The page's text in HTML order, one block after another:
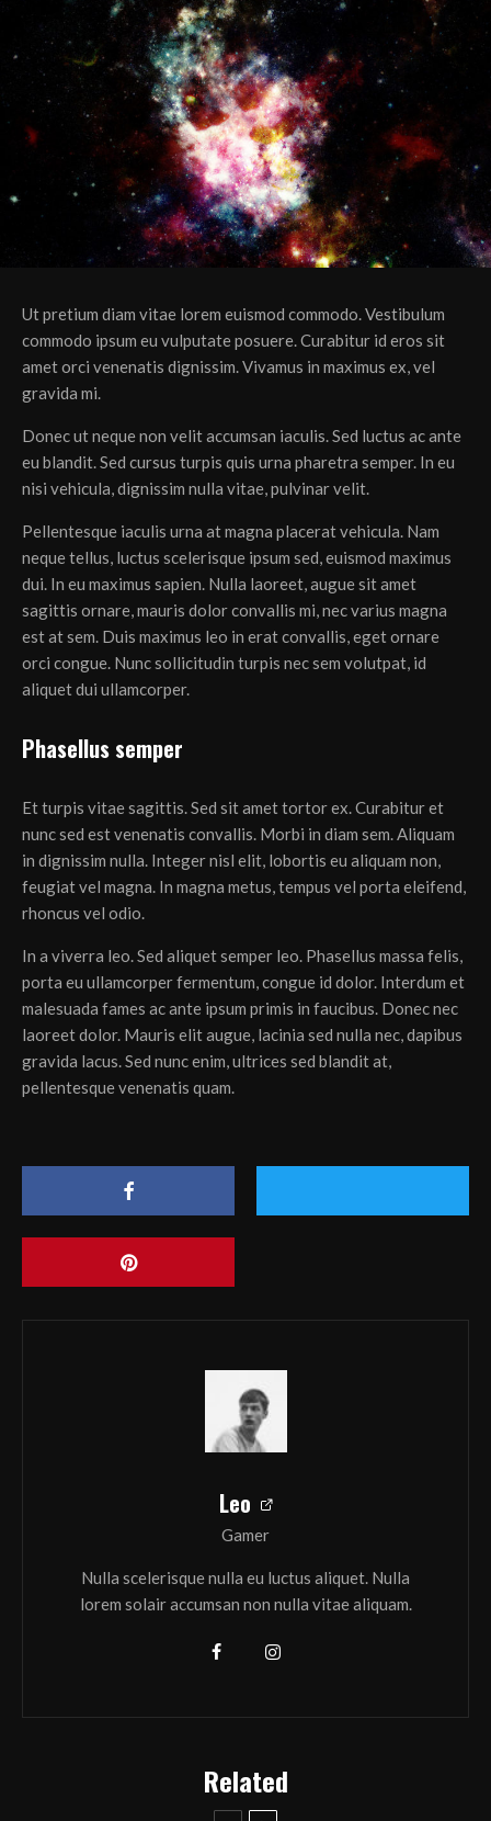
Ut pretium diam vitae lorem euismod commodo. Vestibulum
commodo ipsum eu vulputate posuere. Curabitur id eros sit
amet orci venenatis dignissim. Vivamus in maximus ex, vel
gravida mi.
Donec ut neque non velit accumsan iaculis. Sed luctus ac ante
eu blandit. Sed cursus turpis quis urna pharetra semper. In eu
nisi vehicula, dignissim nulla vitae, pulvinar velit.
Pellentesque iaculis urna at magna placerat vehicula. Nam
neque tellus, luctus scelerisque ipsum sed, euismod maximus
dui. In eu maximus sapien. Nulla laoreet, augue sit amet
sagittis ornare, mauris dolor convallis mi, nec varius magna
est at sem. Duis maximus leo in erat convallis, eget ornare
orci congue. Nunc sollicitudin turpis nec sem volutpat, id
aliquet dui ullamcorper.
Phasellus semper
Et turpis vitae sagittis. Sed sit amet tortor ex. Curabitur et
nunc sed est venenatis convallis. Morbi in diam sem. Aliquam
in dignissim nulla. Integer nisl elit, lobortis eu aliquam non,
feugiat vel magna. In magna metus, tempus vel porta eleifend,
rhoncus vel odio.
In a viverra leo. Sed aliquet semper leo. Phasellus massa felis,
porta eu ullamcorper fermentum, congue id dolor. Interdum et
malesuada fames ac ante ipsum primis in faucibus. Donec nec
laoreet dolor. Mauris elit augue, lacinia sed nulla nec, dapibus
gravida lacus. Sed nunc enim, ultrices sed blandit at,
pellentesque venenatis quam.
Leo
Gamer
Nulla scelerisque nulla eu luctus aliquet. Nulla
lorem solair accumsan non nulla vitae aliquam.
Related